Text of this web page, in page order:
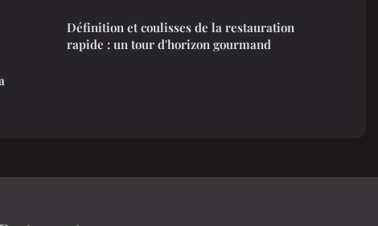
Définition et coulisses de la restauration
rapide : un tour d'horizon gourmand